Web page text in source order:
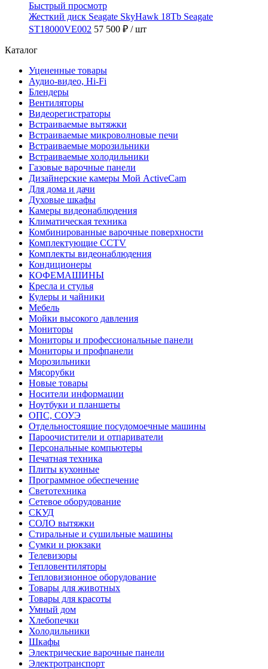
Быстрый просмотр
Жесткий диск Seagate SkyHawk 18Tb Seagate
ST18000VE002 57 500 ₽ / шт
Каталог
Уцененные товары
Аудио-видео, Hi-Fi
Блендеры
Вентиляторы
Видеорегистраторы
Встраиваемые вытяжки
Встраиваемые микроволновые печи
Встраиваемые морозильники
Встраиваемые холодильники
Газовые варочные панели
Дизайнерские камеры Мой ActiveCam
Для дома и дачи
Духовые шкафы
Камеры видеонаблюдения
Климатическая техника
Комбинированные варочные поверхности
Комплектующие CCTV
Комплекты видеонаблюдения
Кондиционеры
КОФЕМАШИНЫ
Кресла и стулья
Кулеры и чайники
Мебель
Мойки высокого давления
Мониторы
Мониторы и профессиональные панели
Мониторы и профпанели
Морозильники
Мясорубки
Новые товары
Носители информации
Ноутбуки и планшеты
ОПС, СОУЭ
Отдельностоящие посудомоечные машины
Пароочистители и отпариватели
Персональные компьютеры
Печатная техника
Плиты кухонные
Программное обеспечение
Светотехника
Сетевое оборудование
СКУД
СОЛО вытяжки
Стиральные и сушильные машины
Сумки и рюкзаки
Телевизоры
Тепловентиляторы
Тепловизионное оборудование
Товары для животных
Товары для красоты
Умный дом
Хлебопечки
Холодильники
Шкафы
Электрические варочные панели
Электротранспорт